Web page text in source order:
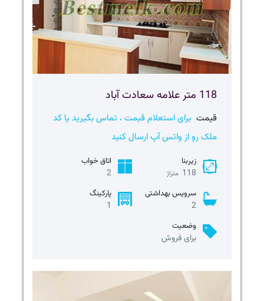
118 متر علامه سعادت آباد
قیمت برای استعلام قیمت ، تماس بگیرید یا کد
ملک رو از واتس آپ ارسال کنید
زیربنا
118 متراژ
اتاق خواب
2
سرویس بهداشتی
2
پارکینگ
1
وضعیت
برای فروش